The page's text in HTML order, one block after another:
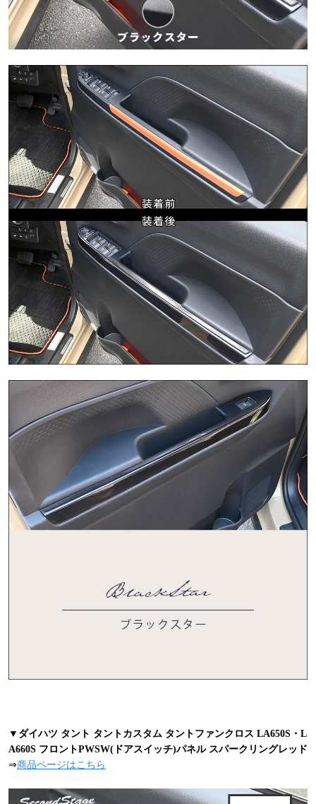
▼ダイハツ タント タントカスタム タントファンクロス LA650S・L
A660S フロントPWSW(ドアスイッチ)パネル スパークリングレッド
⇒商品ページはこちら